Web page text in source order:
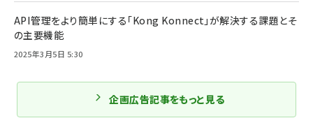
API管理をより簡単にする「Kong Konnect」が解決する課題とそ
の主要機能
2025年3月5日 5:30
企画広告記事をもっと見る